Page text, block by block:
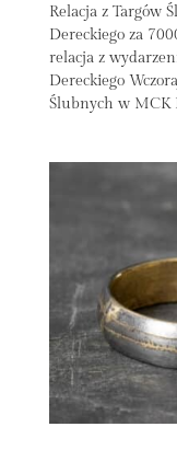
Relacja z Targów
Dereckiego za
relacja z
Dereckiego
Ślubnych w MCK